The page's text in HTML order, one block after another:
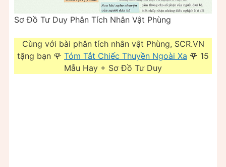
Sơ Đồ Tư Duy Phân Tích Nhân Vật Phùng
Cùng với bài phân tích nhân vật Phùng, SCR.VN
tặng bạn 🌹 Tóm Tắt Chiếc Thuyền Ngoài Xa 🌹 15
Mẫu Hay + Sơ Đồ Tư Duy